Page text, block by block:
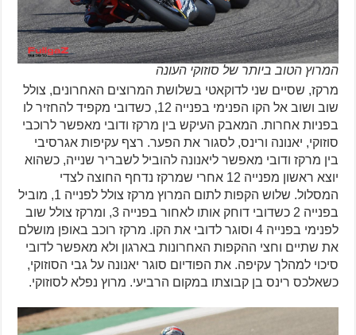
המרוץ הטוב ביותר של סוזוקי העונה
מרקז, שסיים שני לדוקאטי בשלושת המרוצים האחרונים, צולל
שוב ושוב אל הקו הפנימי בפנייה 12, כשדובי מקפיד להחזיר לו
בפניות אחרות. המאבק העיקש בין מרקז ודובי מאפשר לרוכבי
סוזוקי, יאנונה ורינס, לסגור את הפער. רצף עקיפות אגרסיבי
בין מרקז ודובי מאפשר ליאנונה להוביל לשבריר שנייה, כשהוא
יוצא ראשון מפנייה 12 אחרי שמרקז נדחף החוצה לצדי
המסלול. שלוש הקפות לתום המרוץ מרקז צולל לפנייה 1, מוביל
בפנייה 2 כשדובי דוחק אותו לאחור בפנייה 3, ומרקז צולל שוב
לפנימי בפנייה 4 וסוגר לדובי את הקו. מרקז רוכב באופן מושלם
את שתיים וחצי ההקפות האחרונות בארגון ולא מאפשר לדובי
סיכוי למהלך עקיפה. את הפודיום סוגר יאנונה על גבי הסוזוקי,
כשאלכס רינס בן קבוצתו במקום הרביעי. מרוץ נפלא לסוזוקי.